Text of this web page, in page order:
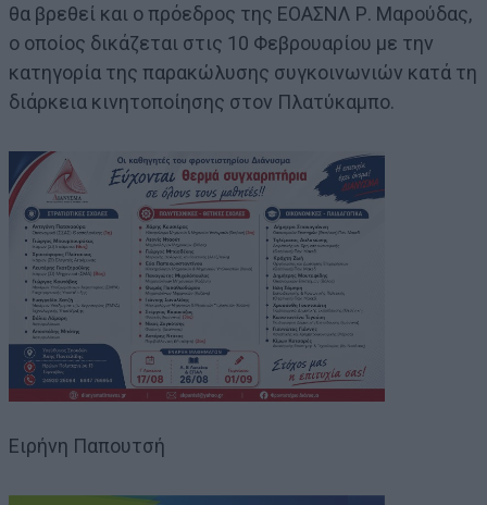
θα βρεθεί και ο πρόεδρος της ΕΟΑΣΝΛ Ρ. Μαρούδας,
ο οποίος δικάζεται στις 10 Φεβρουαρίου με την
κατηγορία της παρακώλυσης συγκοινωνιών κατά τη
διάρκεια κινητοποίησης στον Πλατύκαμπο.
Ειρήνη Παπουτσή